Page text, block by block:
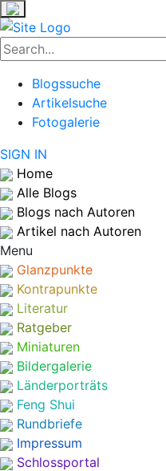
Blogssuche
Artikelsuche
Fotogalerie
SIGN IN
Home
Alle Blogs
Blogs nach Autoren
Artikel nach Autoren
Menu
Glanzpunkte
Kontrapunkte
Literatur
Ratgeber
Miniaturen
Bildergalerie
Länderporträts
Feng Shui
Rundbriefe
Impressum
Schlossportal